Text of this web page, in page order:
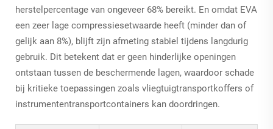
herstelpercentage van ongeveer 68% bereikt. En omdat EVA
een zeer lage compressiesetwaarde heeft (minder dan of
gelijk aan 8%), blijft zijn afmeting stabiel tijdens langdurig
gebruik. Dit betekent dat er geen hinderlijke openingen
ontstaan tussen de beschermende lagen, waardoor schade
bij kritieke toepassingen zoals vliegtuigtransportkoffers of
instrumententransportcontainers kan doordringen.